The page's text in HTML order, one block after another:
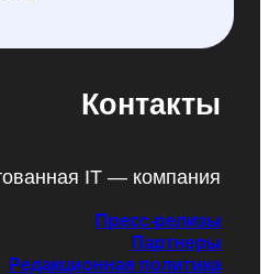
Контакты
IT — компания
Пресс-релизы
Партнеры
Редакционная политика